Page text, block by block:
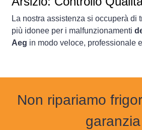
La nostra assistenza si occuperà di
più idonee per i malfunzionamenti
Aeg in modo veloce, professionale
Non ripariamo
garanzia